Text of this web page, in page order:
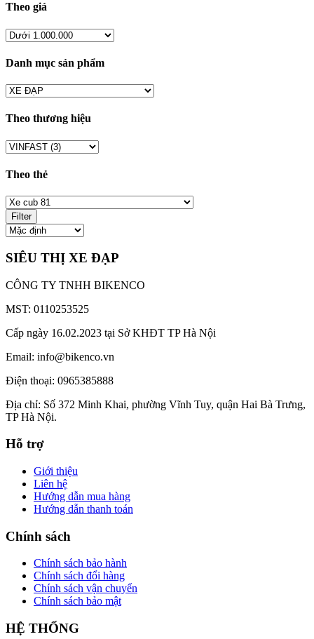
Theo giá
Danh mục sản phẩm
Theo thương hiệu
Theo thẻ
Filter
SIÊU THỊ XE ĐẠP
CÔNG TY TNHH BIKENCO
MST: 0110253525
Cấp ngày 16.02.2023 tại Sở KHĐT TP Hà Nội
Email: info@bikenco.vn
Điện thoại: 0965385888
Địa chỉ: Số 372 Minh Khai, phường Vĩnh Tuy, quận Hai Bà Trưng,
TP Hà Nội.
Hỗ trợ
Giới thiệu
Liên hệ
Hướng dẫn mua hàng
Hướng dẫn thanh toán
Chính sách
Chính sách bảo hành
Chính sách đổi hàng
Chính sách vận chuyển
Chính sách bảo mật
HỆ THỐNG